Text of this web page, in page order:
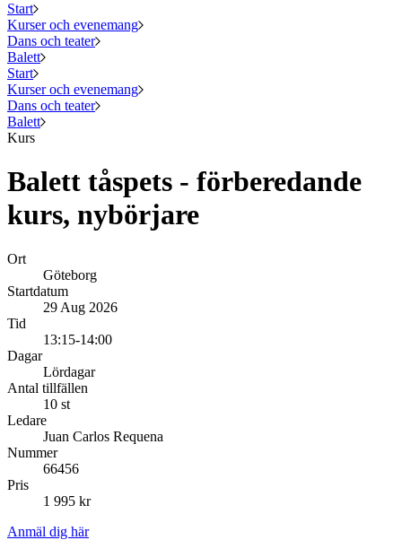
Start
Kurser och evenemang
Dans och teater
Balett
Start
Kurser och evenemang
Dans och teater
Balett
Kurs
Balett tåspets - förberedande
kurs, nybörjare
Ort
Göteborg
Startdatum
29 Aug 2026
Tid
13:15-14:00
Dagar
Lördagar
Antal tillfällen
10 st
Ledare
Juan Carlos Requena
Nummer
66456
Pris
1 995 kr
Anmäl dig här